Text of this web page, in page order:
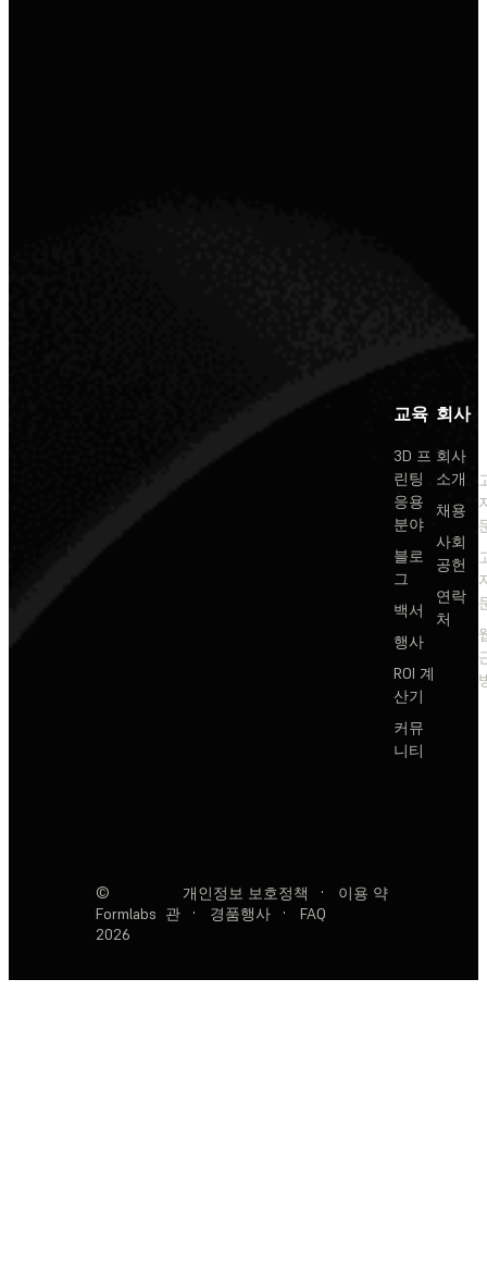
교육
3D 프
린팅
응용
분야
블로
그
백서
행사
ROI 계
산기
커뮤
니티
회사
회사
소개
채용
사회
공헌
연락
처
©
Formlabs
2026
개인정보 보호정책 ·
이용 약
관
· 경품행사 · FAQ